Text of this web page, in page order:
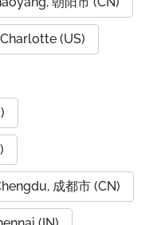
Charlotte (US)
成都市 (CN)